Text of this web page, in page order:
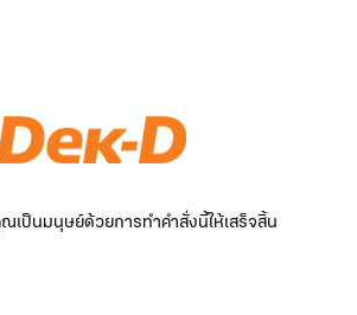
เป็นมนุษย์ด้วยการทำคำสั่งนี้ให้เสร็จสิ้น